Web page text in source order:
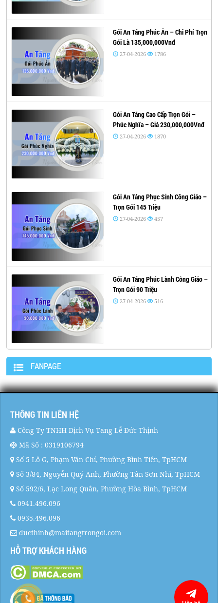
Gói An Táng Phúc Ân – Chi Phí Trọn
Gói Là 135,000,000Vnđ
27-04-2026 1786
Gói An Táng Cao Cấp Trọn Gói –
Phúc Nghĩa – Giá 230,000,000Vnđ
27-04-2026 1870
Gói An Táng Phục Sinh Công Giáo –
Trọn Gói 145 Triệu
27-04-2026 457
Gói An Táng Phúc Lành Công Giáo –
Trọn Gói 90 Triệu
27-04-2026 516
FANPAGE
THÔNG TIN LIÊN HỆ
Công Ty TNHH Dịch Vụ Tang Lễ Đức Thịnh
Mã Số : 0319106794
Số 5 Lô G, Phạm Văn Chí, Phường Bình Tiên, TpHCM
Số 3/84, Nguyễn Quý Anh, Phường Tân Sơn Nhì, TpHCM
Số 592/6, Lạc Long Quân, Phường Hòa Bình, TpHCM
0941.496.096
0935.496.096
ducthinh@maitangtrongoi.com
HỖ TRỢ KHÁCH HÀNG